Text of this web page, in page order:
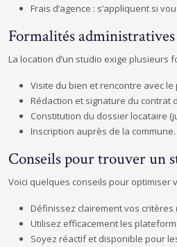
Frais d’agence : s’appliquent si
Formalités administratives
La location d’un studio exige plusieurs
Visite du bien et rencontre avec le
Rédaction et signature du contrat
Constitution du dossier locataire
Inscription auprès de la commune.
Conseils pour trouver un
Voici quelques conseils pour optimiser
Définissez clairement vos
Utilisez efficacement les
Soyez réactif et disponible pour